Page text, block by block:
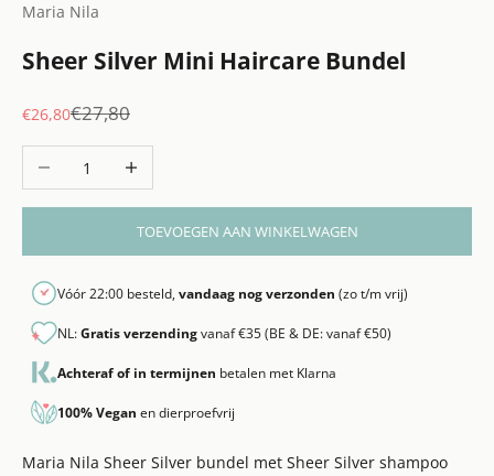
Maria Nila
Sheer Silver Mini Haircare Bundel
Aanbiedingsprijs
€26,80Normale prijs
€27,80
Aantal verlagenAantal verhogen
TOEVOEGEN AAN WINKELWAGEN
Vóór 22:00 besteld,vandaag nog verzonden (zo t/m vrij)
NL:Gratis verzendingvanaf €35 (BE & DE: vanaf €50)
Achteraf of in termijnen betalen met Klarna
100% Vegan en dierproefvrij
Maria Nila Sheer Silver bundel met Sheer Silver shampoo